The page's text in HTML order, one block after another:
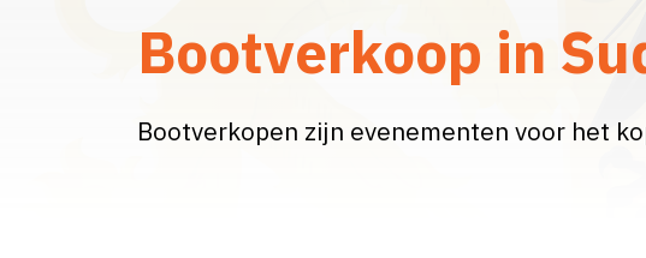
Bootverkoop in
Bootverkopen zijn evenementen voor het